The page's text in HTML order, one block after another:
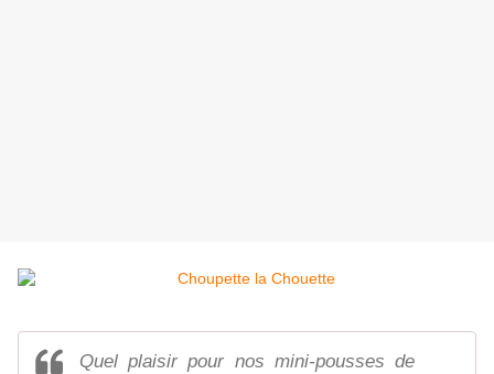
Quel plaisir pour nos mini-pousses de